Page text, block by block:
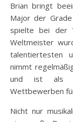
Brian bringt
Major der
spielte bei der
Weltmeister
talentiertesten
nimmt
und ist als
Wettbewerben
Nicht nur